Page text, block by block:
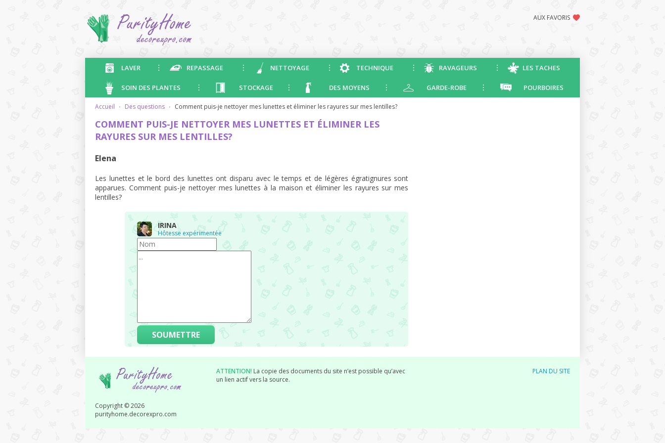
AUX FAVORIS
LAVER REPASSAGE NETTOYAGE TECHNIQUE RAVAGEURS LES TACHES
SOIN DES PLANTES STOCKAGE DES MOYENS GARDE-ROBE POURBOIRES
accueil · des questions · comment puis-je nettoyer mes lunettes et éliminer les rayures sur mes lentilles?
COMMENT PUIS-JE NETTOYER MES LUNETTES ET ÉLIMINER LES
RAYURES SUR MES LENTILLES?
Elena
Les lunettes et le bord des lunettes ont disparu avec le temps et de légères égratignures sont
apparues. Comment puis-je nettoyer mes lunettes à la maison et éliminer les rayures sur mes
lentilles?
IRINA
Hôtesse expérimentée
SOUMETTRE
Copyright © 2026
purityhome.decorexpro.com
ATTENTION! La copie des documents du site n’est possible qu’avec
un lien actif vers la source.
PLAN DU SITE